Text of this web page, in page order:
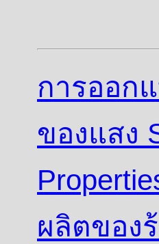
การออก
ของแสง
ผลิตของ